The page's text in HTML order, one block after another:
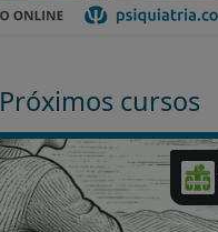
Próximos cursos